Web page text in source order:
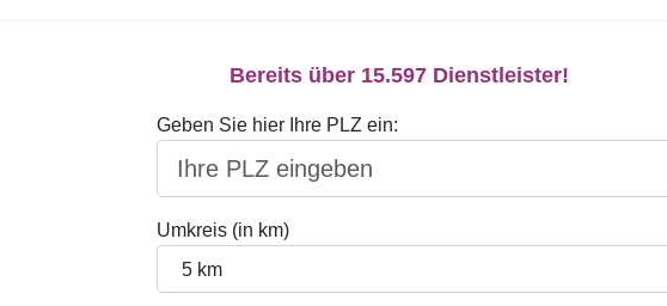
Bereits über 15.597 Dienstleister!
Geben Sie hier Ihre PLZ ein:
Umkreis (in km)